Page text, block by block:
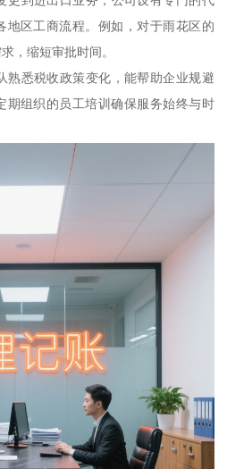
地区工商流程。例如，对于雨花区的
，缩短审批时间。
熟悉税收政策变化，能帮助企业规避
期组织的员工培训确保服务始终与时